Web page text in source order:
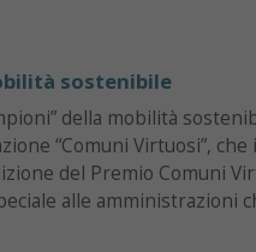
sostenibile
della mobilità
“Comuni Virtuosi”,
del Premio Comuni
alle amministrazioni